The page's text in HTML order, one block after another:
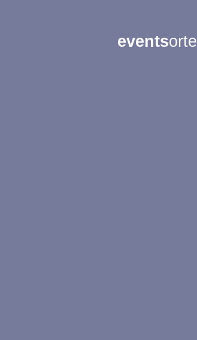
eventsorte